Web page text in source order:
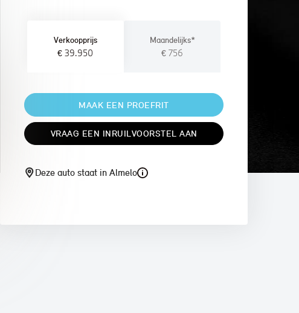
Verkoopprijs
€ 39.950
Maandelijks*
€ 756
MAAK EEN PROEFRIT
VRAAG EEN INRUILVOORSTEL AAN
Deze auto staat in Almelo